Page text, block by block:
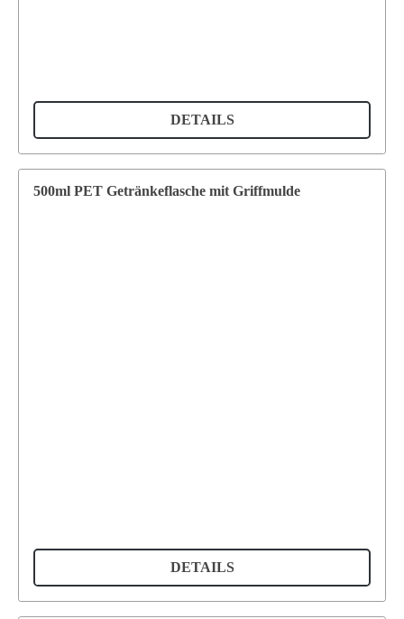
DETAILS
500ml PET Getränkeflasche mit Griffmulde
DETAILS